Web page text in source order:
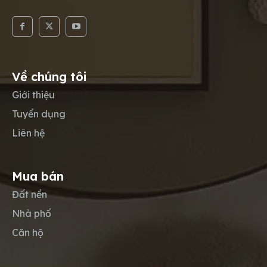
Về chúng tôi
Giới thiệu
Tuyển dụng
Liên hệ
Mua bán
Đất nền
Nhà phố
Căn hộ